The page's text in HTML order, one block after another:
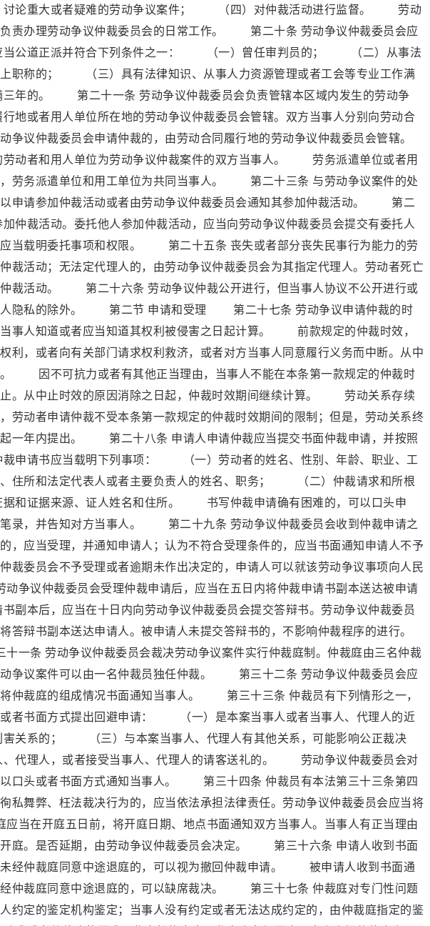
论重大或者疑难的劳动争议案件； （四）对仲裁活动进行监督。 劳动
负责办理劳动争议仲裁委员会的日常工作。 第二十条 劳动争议仲裁委员会应
公道正派并符合下列条件之一： （一）曾任审判员的； （二）从事法
上职称的； （三）具有法律知识、从事人力资源管理或者工会等专业工作满
年的。 第二十一条 劳动争议仲裁委员会负责管辖本区域内发生的劳动争
或者用人单位所在地的劳动争议仲裁委员会管辖。双方当事人分别向劳动合
争议仲裁委员会申请仲裁的，由劳动合同履行地的劳动争议仲裁委员会管辖。
动者和用人单位为劳动争议仲裁案件的双方当事人。 劳务派遣单位或者用
，劳务派遣单位和用工单位为共同当事人。 第二十三条 与劳动争议案件的处
以申请参加仲裁活动或者由劳动争议仲裁委员会通知其参加仲裁活动。 第二
仲裁活动。委托他人参加仲裁活动，应当向劳动争议仲裁委员会提交有委托人
应当载明委托事项和权限。 第二十五条 丧失或者部分丧失民事行为能力的劳
裁活动；无法定代理人的，由劳动争议仲裁委员会为其指定代理人。劳动者死亡
仲裁活动。 第二十六条 劳动争议仲裁公开进行，但当事人协议不公开进行或
人隐私的除外。 第二节 申请和受理 第二十七条 劳动争议申请仲裁的时
事人知道或者应当知道其权利被侵害之日起计算。 前款规定的仲裁时效，
利，或者向有关部门请求权利救济，或者对方当事人同意履行义务而中断。从中
。 因不可抗力或者有其他正当理由，当事人不能在本条第一款规定的仲裁时
止。从中止时效的原因消除之日起，仲裁时效期间继续计算。 劳动关系存续
劳动者申请仲裁不受本条第一款规定的仲裁时效期间的限制；但是，劳动关系终
起一年内提出。 第二十八条 申请人申请仲裁应当提交书面仲裁申请，并按照
请书应当载明下列事项： （一）劳动者的姓名、性别、年龄、职业、工
、住所和法定代表人或者主要负责人的姓名、职务； （二）仲裁请求和所根
证据来源、证人姓名和住所。 书写仲裁申请确有困难的，可以口头申
笔录，并告知对方当事人。 第二十九条 劳动争议仲裁委员会收到仲裁申请之
，应当受理，并通知申请人；认为不符合受理条件的，应当书面通知申请人不予
裁委员会不予受理或者逾期未作出决定的，申请人可以就该劳动争议事项向人民
议仲裁委员会受理仲裁申请后，应当在五日内将仲裁申请书副本送达被申请
本后，应当在十日内向劳动争议仲裁委员会提交答辩书。劳动争议仲裁委员
答辩书副本送达申请人。被申请人未提交答辩书的，不影响仲裁程序的进行。
劳动争议仲裁委员会裁决劳动争议案件实行仲裁庭制。仲裁庭由三名仲裁
动争议案件可以由一名仲裁员独任仲裁。 第三十二条 劳动争议仲裁委员会应
将仲裁庭的组成情况书面通知当事人。 第三十三条 仲裁员有下列情形之一，
或者书面方式提出回避申请： （一）是本案当事人或者当事人、代理人的近
关系的； （三）与本案当事人、代理人有其他关系，可能影响公正裁决
理人，或者接受当事人、代理人的请客送礼的。 劳动争议仲裁委员会对
以口头或者书面方式通知当事人。 第三十四条 仲裁员有本法第三十三条第四
私舞弊、枉法裁决行为的，应当依法承担法律责任。劳动争议仲裁委员会应当将
在开庭五日前，将开庭日期、地点书面通知双方当事人。当事人有正当理由
开庭。是否延期，由劳动争议仲裁委员会决定。 第三十六条 申请人收到书面
未经仲裁庭同意中途退庭的，可以视为撤回仲裁申请。 被申请人收到书面通
经仲裁庭同意中途退庭的，可以缺席裁决。 第三十七条 仲裁庭对专门性问题
约定的鉴定机构鉴定；当事人没有约定或者无法达成约定的，由仲裁庭指定的鉴